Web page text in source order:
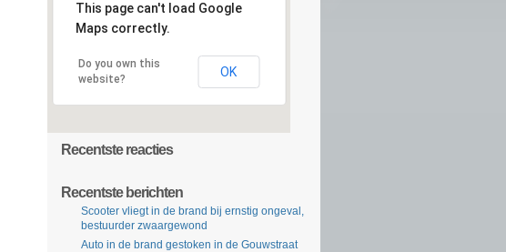
This page can't load Google
Maps correctly.
Do you own this
website?
OK
Recentste reacties
Recentste berichten
Scooter vliegt in de brand bij ernstig ongeval,
bestuurder zwaargewond
Auto in de brand gestoken in de Gouwstraat